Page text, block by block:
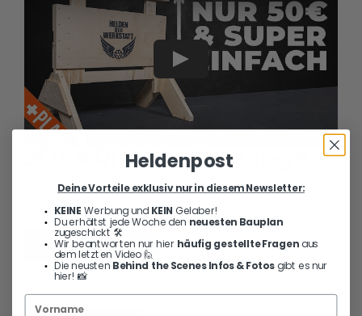
JOKARI Abisolierzange
JOKARI Abisolierzange Super 4 plus, Schwarz
Aktueller Preis
Heldenpost
Deine Vorteile exklusiv nur in diesem Newsletter:
KEINE Werbung und KEIN Gelaber!
Du erhältst jede Woche den neuesten Bauplan
zugeschickt 🛠️
Wir beantworten nur hier häufig gestellte Fragen aus
dem letzten Video 🙋
Die neusten Behind the Scenes Infos & Fotos gibt es nur
hier! 📸